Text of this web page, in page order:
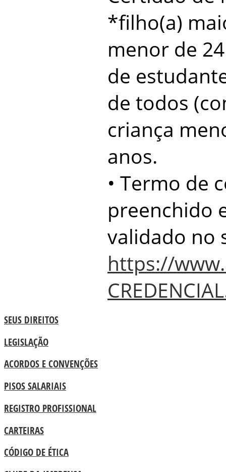
*filho(a)
menor de
de
de todos
criança
anos.
• Termo de
preenchido
validado no
https://
SEUS DIREITOS
LEGISLAÇÃO
ACORDOS E CONVENÇÕES
PISOS SALARIAIS
REGISTRO PROFISSIONAL
CARTEIRAS
CÓDIGO DE ÉTICA